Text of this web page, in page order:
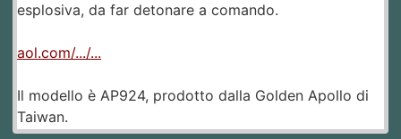
esplosiva, da far detonare a comando.
aol.com/.../...
Il modello è AP924, prodotto dalla Golden Apollo di
Taiwan.